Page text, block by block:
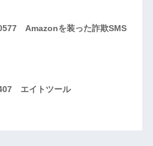
Amazonを装った詐欺SMS
エイトツール